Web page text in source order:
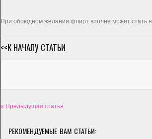
При обоюдном желании флирт вполне может стать
<<К НАЧАЛУ СТАТЬИ
« Предыдущая статья
РЕКОМЕНДУЕМЫЕ ВАМ СТАТЬИ: